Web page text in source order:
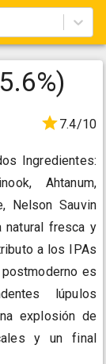
7.4/10
Ingredientes:
Ahtanum,
Nelson Sauvin
natural fresca y
a los IPAs
es
lúpulos
explosión de
y un final